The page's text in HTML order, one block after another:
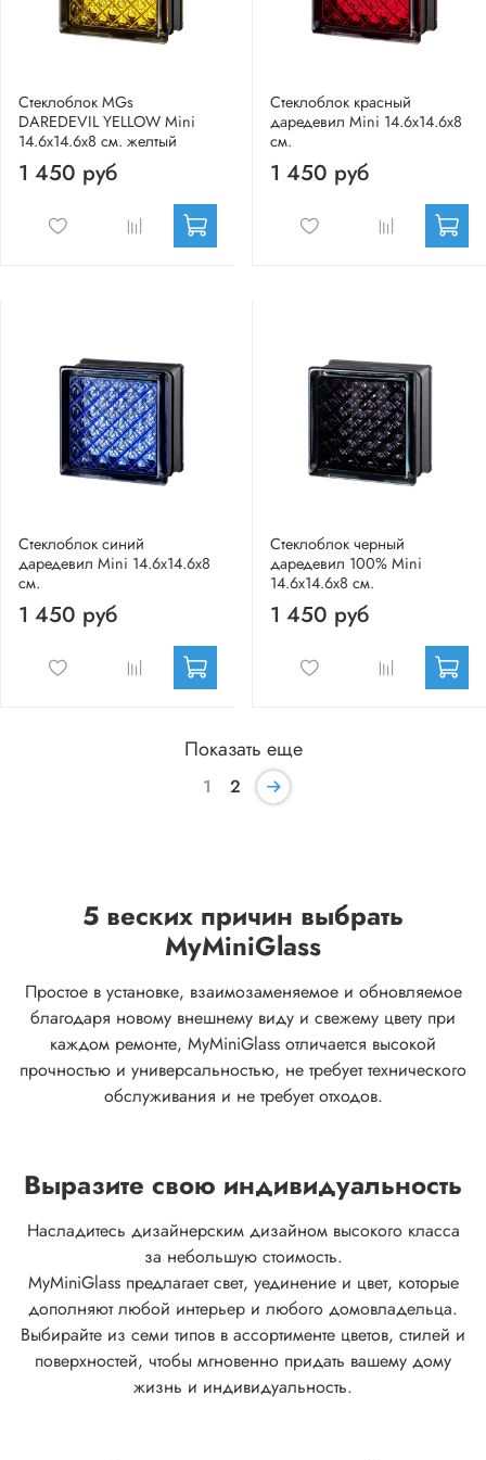
Стеклоблок MGs
DAREDEVIL YELLOW Mini
14.6x14.6x8 см. желтый
1 450 руб
Стеклоблок красный
даредевил Mini 14.6x14.6x8
см.
1 450 руб
Стеклоблок синий
даредевил Mini 14.6x14.6x8
см.
1 450 руб
Стеклоблок черный
даредевил 100% Mini
14.6x14.6x8 см.
1 450 руб
Показать еще
1 2
5 веских причин выбрать
MyMiniGlass
Простое в установке, взаимозаменяемое и обновляемое
благодаря новому внешнему виду и свежему цвету при
каждом ремонте, MyMiniGlass отличается высокой
прочностью и универсальностью, не требует технического
обслуживания и не требует отходов.
Выразите свою индивидуальность
Насладитесь дизайнерским дизайном высокого класса
за небольшую стоимость.
MyMiniGlass предлагает свет, уединение и цвет, которые
дополняют любой интерьер и любого домовладельца.
Выбирайте из семи типов в ассортименте цветов, стилей и
поверхностей, чтобы мгновенно придать вашему дому
жизнь и индивидуальность.